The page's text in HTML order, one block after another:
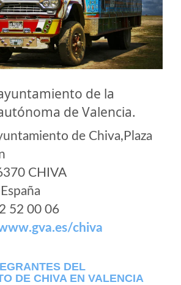
de la
de Valencia.
de Chiva,Plaza
CHIVA
España
52 00 06
chiva
DEL
DE CHIVA EN VALENCIA